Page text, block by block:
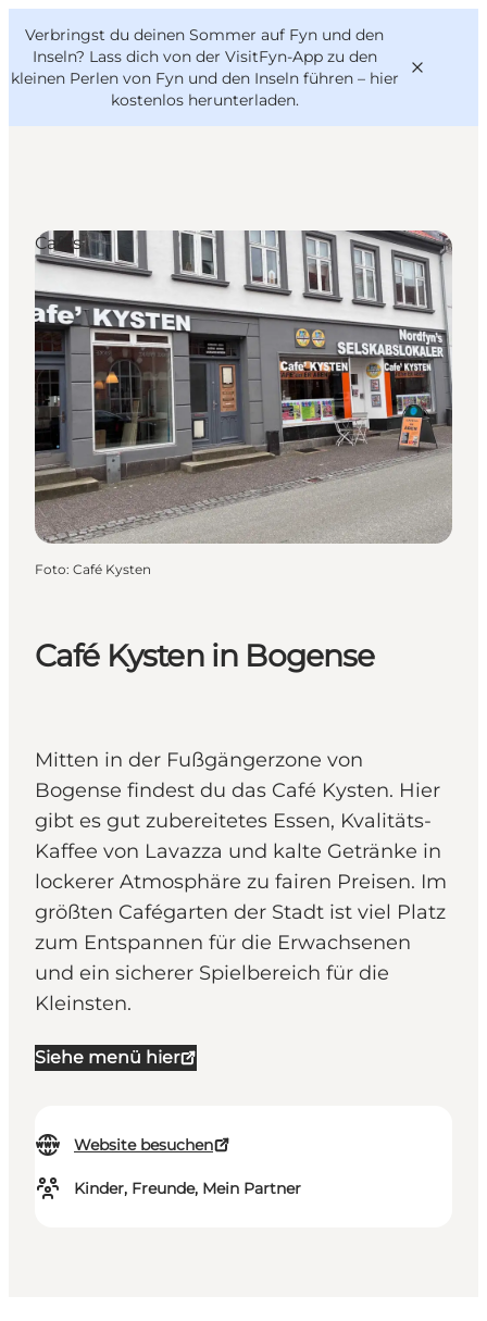
Verbringst du deinen Sommer auf Fyn und den
Inseln? Lass dich von der VisitFyn-App zu den
kleinen Perlen von Fyn und den Inseln führen – hier
kostenlos herunterladen.
Reise Ideen
Outdoor & bike
Essen & trinken
Übernachtung
VisitFyn
Deutsch
Café Kysten in Bogense
Mitten in der Fußgängerzone von
Bogense findest du das Café Kysten. Hier
gibt es gut zubereitetes Essen, Kvalitäts-
Kaffee von Lavazza und kalte Getränke in
lockerer Atmosphäre zu fairen Preisen. Im
größten Cafégarten der Stadt ist viel Platz
zum Entspannen für die Erwachsenen
und ein sicherer Spielbereich für die
Kleinsten.
Siehe menü hier
Website besuchen
Kinder, Freunde, Mein Partner
Cafés
Foto: Café Kysten